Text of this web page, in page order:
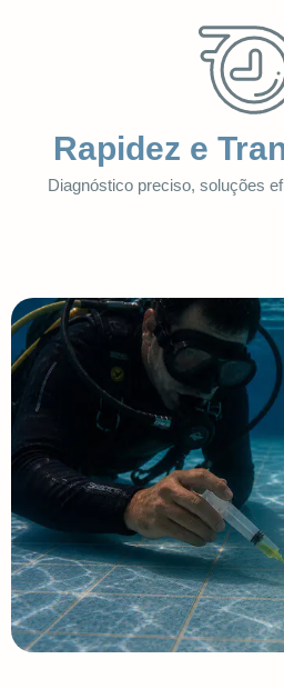
Rapidez e
Diagnóstico preciso, soluções